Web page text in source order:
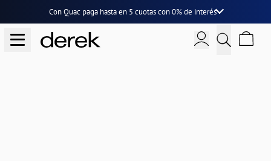
Con Quac paga hasta en 5 cuotascon0% de interés